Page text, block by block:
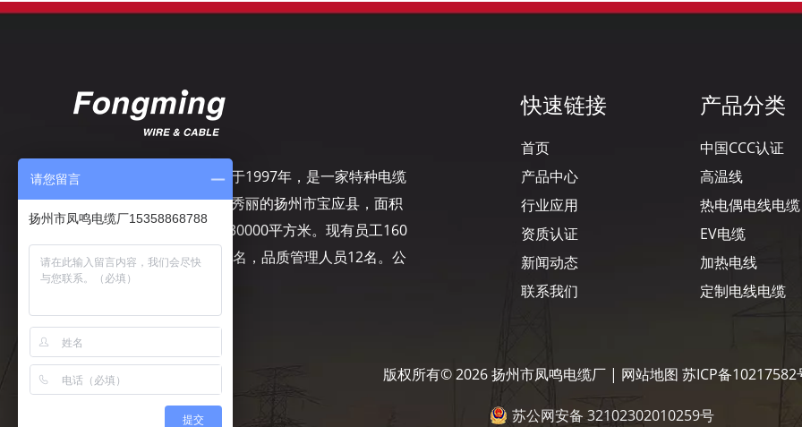
扬州市凤鸣电缆厂，成立于1997年，是一家特种电缆
专业制造商，坐落在风景秀丽的扬州市宝应县，面积
50000平方米，建筑面积30000平方米。现有员工160
名，其中工程技术人员10名，品质管理人员12名。公
司致力于精细管理……
快速链接
首页
产品中心
行业应用
资质认证
新闻动态
联系我们
产品分类
中国CCC认证
高温线
热电偶电线电缆
EV电缆
加热电线
定制电线电缆
版权所有©2026扬州市凤鸣电缆厂 | 网站地图 苏ICP备10217582
苏公网安备 32102302010259号
请您留言
扬州市凤鸣电缆厂15358868788
提交